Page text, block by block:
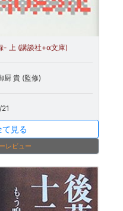
- 上 (講談社+α文庫)
厨 貴 (監修)
て見る
レビュー